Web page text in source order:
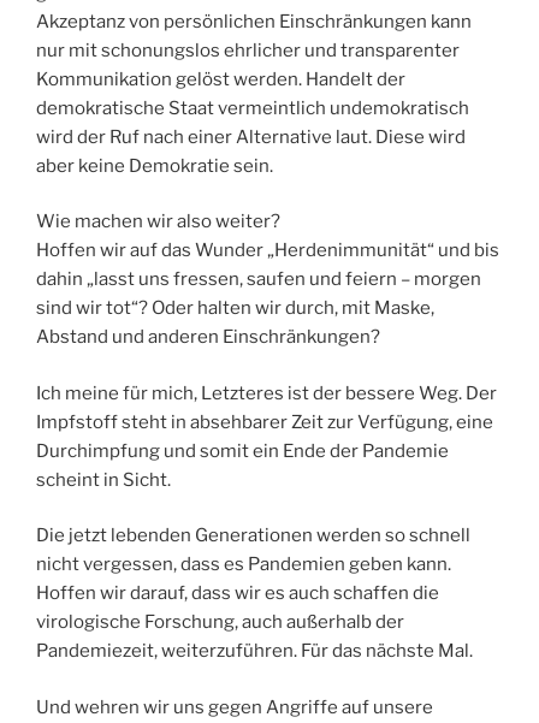
Akzeptanz von persönlichen Einschränkungen kann
nur mit schonungslos ehrlicher und transparenter
Kommunikation gelöst werden. Handelt der
demokratische Staat vermeintlich undemokratisch
wird der Ruf nach einer Alternative laut. Diese wird
aber keine Demokratie sein.
Wie machen wir also weiter?
Hoffen wir auf das Wunder „Herdenimmunität“ und bis
dahin „lasst uns fressen, saufen und feiern – morgen
sind wir tot“? Oder halten wir durch, mit Maske,
Abstand und anderen Einschränkungen?
Ich meine für mich, Letzteres ist der bessere Weg. Der
Impfstoff steht in absehbarer Zeit zur Verfügung, eine
Durchimpfung und somit ein Ende der Pandemie
scheint in Sicht.
Die jetzt lebenden Generationen werden so schnell
nicht vergessen, dass es Pandemien geben kann.
Hoffen wir darauf, dass wir es auch schaffen die
virologische Forschung, auch außerhalb der
Pandemiezeit, weiterzuführen. Für das nächste Mal.
Und wehren wir uns gegen Angriffe auf unsere